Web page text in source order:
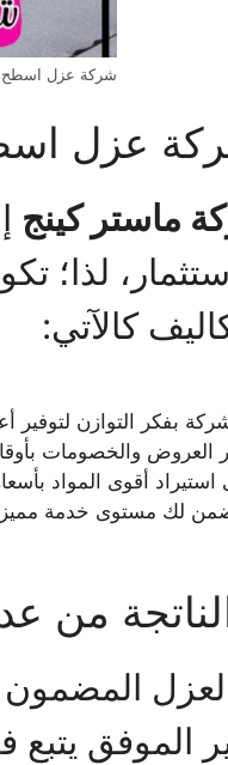
شركة عزل اسطح
عزل
ماستر كينج
كالآتي:
بفكر التوازن لتوفير
العروض والخصومات
أقوى المواد
لك مستوى خدمة مميزة
من
الموفق يتبع